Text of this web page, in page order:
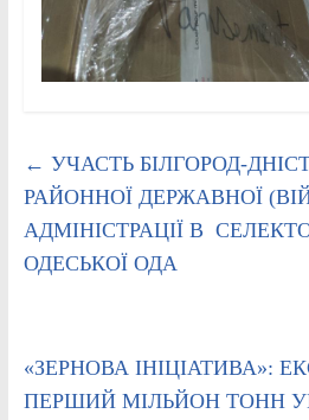
← УЧАСТЬ БІЛГОРОД-
РАЙОННОЇ ДЕРЖАВНОЇ
АДМІНІСТРАЦІЇ В
ОДЕСЬКОЇ ОДА
«ЗЕРНОВА ІНІЦІАТИВА»:
ПЕРШИЙ МІЛЬЙОН ТОНН